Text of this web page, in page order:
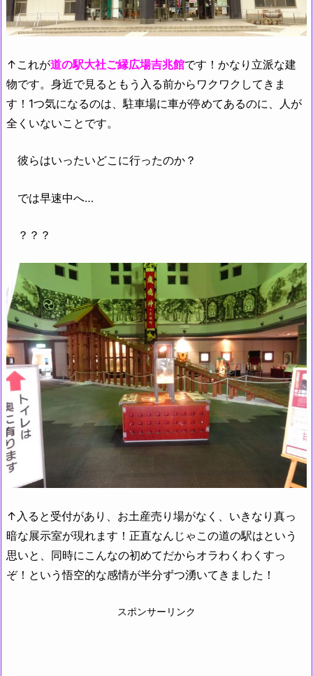
↑これが道の駅大社ご縁広場吉兆館です！かなり立派な建
物です。身近で見るともう入る前からワクワクしてきま
す！1つ気になるのは、駐車場に車が停めてあるのに、人が
全くいないことです。
彼らはいったいどこに行ったのか？
では早速中へ…
？？？
↑入ると受付があり、お土産売り場がなく、いきなり真っ
暗な展示室が現れます！正直なんじゃこの道の駅はという
思いと、同時にこんなの初めてだからオラわくわくすっ
ぞ！という悟空的な感情が半分ずつ湧いてきました！
スポンサーリンク